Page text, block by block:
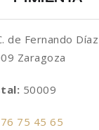
de Fernando
Zaragoza
50009
75 45 65